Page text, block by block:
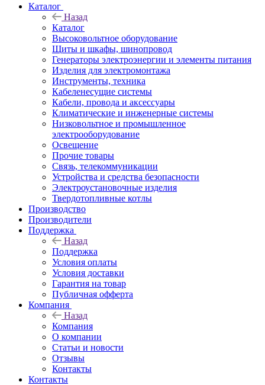
Каталог
Назад
Каталог
Высоковольтное оборудование
Щиты и шкафы, шинопровод
Генераторы электроэнергии и элементы питания
Изделия для электромонтажа
Инструменты, техника
Кабеленесущие системы
Кабели, провода и аксессуары
Климатические и инженерные системы
Низковольтное и промышленное
электрооборудование
Освещение
Прочие товары
Связь, телекоммуникации
Устройства и средства безопасности
Электроустановочные изделия
Твердотопливные котлы
Производство
Производители
Поддержка
Назад
Поддержка
Условия оплаты
Условия доставки
Гарантия на товар
Публичная офферта
Компания
Назад
Компания
О компании
Статьи и новости
Отзывы
Контакты
Контакты